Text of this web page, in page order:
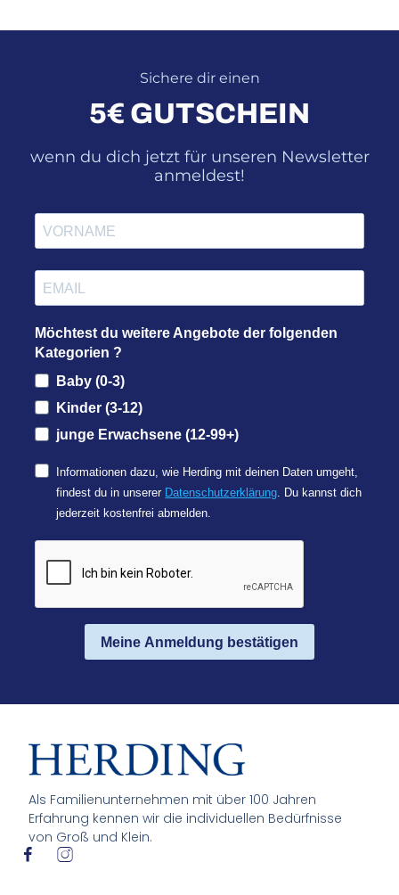
Sichere dir einen
5€ GUTSCHEIN
wenn du dich jetzt für unseren Newsletter
anmeldest!
Möchtest du weitere Angebote der folgenden
Kategorien ?
Baby (0-3)
Kinder (3-12)
junge Erwachsene (12-99+)
Informationen dazu, wie Herding mit deinen Daten umgeht,
findest du in unserer Datenschutzerklärung. Du kannst dich
jederzeit kostenfrei abmelden.
Meine Anmeldung bestätigen
Als Familienunternehmen mit über 100 Jahren
Erfahrung kennen wir die individuellen Bedürfnisse
von Groß und Klein.
I
I